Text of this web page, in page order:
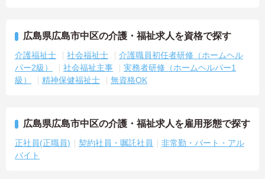
広島県広島市中区の介護・福祉求人を資格で探す
介護福祉士 社会福祉士
介護職員初任者研修（ホームヘル
パー2級）
社会福祉主事
実務者研修（ホームヘルパー1
級）
精神保健福祉士 無資格OK
広島県広島市中区の介護・福祉求人を雇用形態で探す
正社員(正職員) 契約社員・嘱託社員
非常勤・パート・アル
バイト